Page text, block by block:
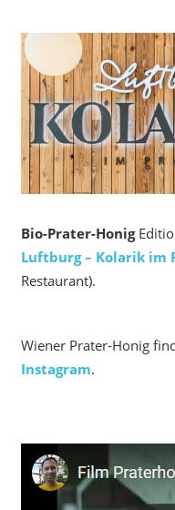
Bio-Prater-Honig
Luftburg – Kolarik im
Restaurant).
Wiener Prater-Honig
Instagram.